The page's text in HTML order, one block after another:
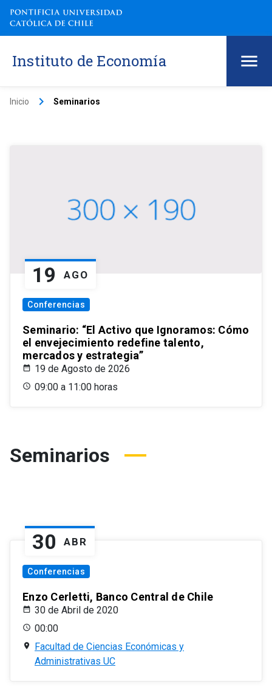
Instituto de Economía
Inicio keyboard_arrow_right Seminarios
19 AGO
Conferencias
Seminario: “El Activo que Ignoramos: Cómo
el envejecimiento redefine talento,
mercados y estrategia”
19 de Agosto de 2026
09:00 a 11:00 horas
Seminarios
30 ABR
Conferencias
Enzo Cerletti, Banco Central de Chile
30 de Abril de 2020
00:00
Facultad de Ciencias Económicas y
Administrativas UC